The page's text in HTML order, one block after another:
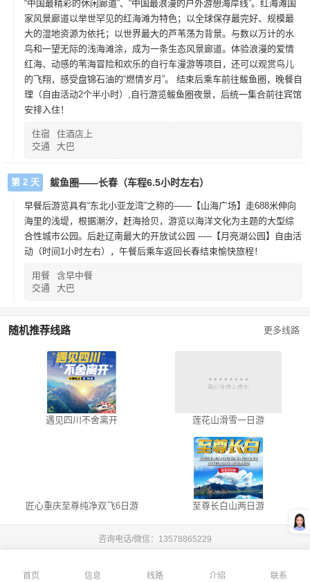
“中国最精彩的休闲廊道”、“中国最浪漫的户外游憩海岸线”。红海滩国
家风景廊道以举世罕见的红海滩为特色；以全球保存最完好、规模最
大的湿地资源为依托；以世界最大的芦苇荡为背景。与数以万计的水
鸟和一望无际的浅海滩涂，成为一条生态风景廊道。体验浪漫的爱情
红海、动感的苇海冒险和欢乐的自行车漫游等项目，还可以观赏鸟儿
的飞翔，感受盘锦石油的“燃情岁月”。 结束后乘车前往鲅鱼圈，晚餐自
理（自由活动2个半小时）,自行游览鲅鱼圈夜景，后统一集合前往宾馆
安排入住！
住宿
住酒店上
交通
大巴
第 2 天 鲅鱼圈——长春（车程6.5小时左右）
早餐后游览具有“东北小亚龙湾”之称的——【山海广场】走688米伸向
海里的浅堤，根据潮汐，赶海拾贝，游览以海洋文化为主题的大型综
合性城市公园。后赴辽南最大的开放试公园 -----【月亮湖公园】自由活
动（时间1小时左右），午餐后乘车返回长春结束愉快旅程！
用餐
含早中餐
交通
大巴
更多线路
随机推荐线路
遇见四川不舍离开 莲花山滑雪一日游
匠心重庆至尊纯净双飞6日游 至尊长白山两日游
咨询电话/微信： 13578865229
首页 信息 线路 介绍 联系